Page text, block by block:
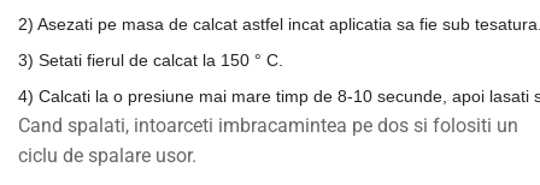
2) Asezati pe masa de calcat astfel incat aplicatia sa fie sub
3) Setati fierul de calcat la 150 ° C.
4) Calcati la o presiune mai mare timp de 8-10 secunde, apoi lasati
Cand spalati, intoarceti imbracamintea pe dos si folositi un
ciclu de spalare usor.